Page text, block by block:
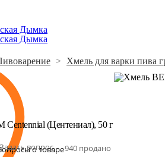
> Хмель для варки пива
(Центениал), 50 г
вопрос 940 продано